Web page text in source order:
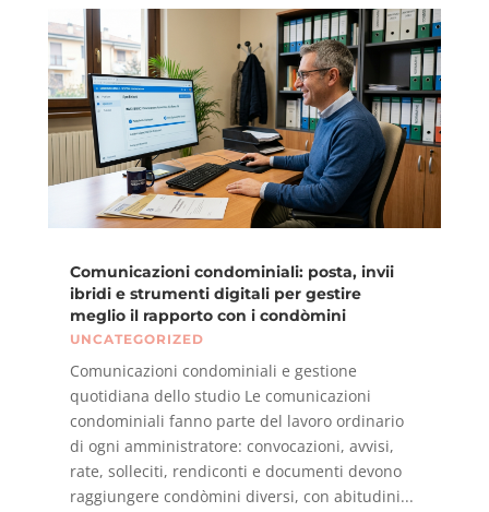
Comunicazioni condominiali: posta, invii
ibridi e strumenti digitali per gestire
meglio il rapporto con i condòmini
UNCATEGORIZED
Comunicazioni condominiali e gestione
quotidiana dello studio Le comunicazioni
condominiali fanno parte del lavoro ordinario
di ogni amministratore: convocazioni, avvisi,
rate, solleciti, rendiconti e documenti devono
raggiungere condòmini diversi, con abitudini...